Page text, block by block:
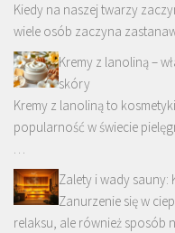
Kiedy na naszej twarzy
wiele osób zaczyna
Kremy z lanoliną –
skóry
Kremy z lanoliną to
popularność w świecie
…
Zalety i wady
Zanurzenie się w
relaksu, ale również